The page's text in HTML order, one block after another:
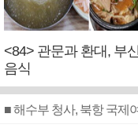
<84> 관문과 환대, 부
음식
■ 해수부 청사, 북항 국제